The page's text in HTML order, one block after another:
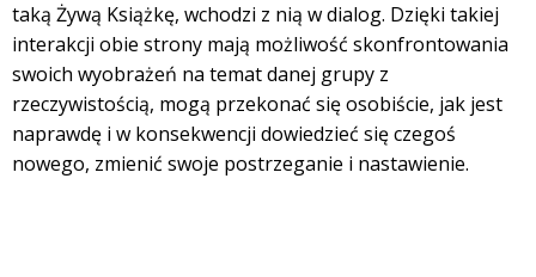
taką Żywą Książkę, wchodzi z nią w dialog. Dzięki takiej
interakcji obie strony mają możliwość skonfrontowania
swoich wyobrażeń na temat danej grupy z
rzeczywistością, mogą przekonać się osobiście, jak jest
naprawdę i w konsekwencji dowiedzieć się czegoś
nowego, zmienić swoje postrzeganie i nastawienie.